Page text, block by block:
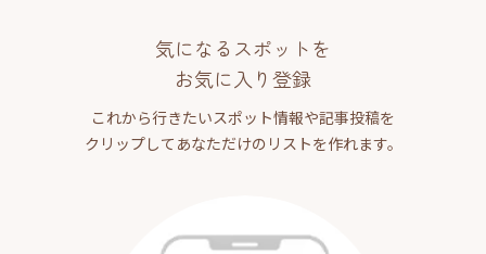
気になるスポットを
お気に入り登録
これから行きたいスポット情報や記事投稿を
クリップしてあなただけのリストを作れます。